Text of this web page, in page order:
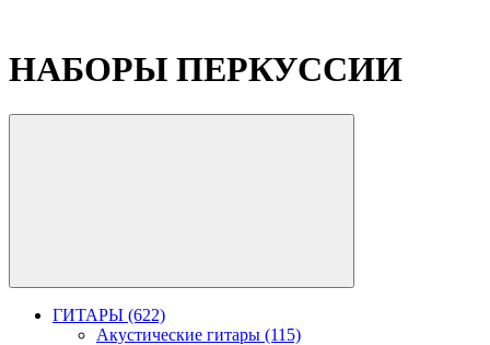
НАБОРЫ ПЕРКУССИИ
ГИТАРЫ (622)
Акустические гитары (115)